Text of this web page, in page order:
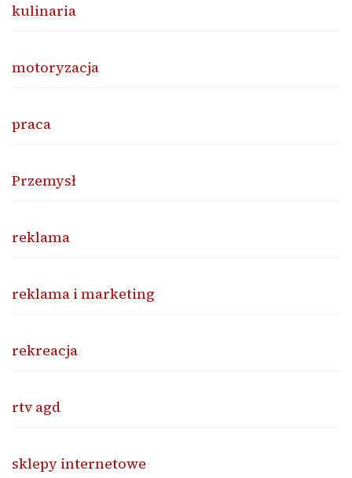
kulinaria
motoryzacja
praca
Przemysł
reklama
reklama i marketing
rekreacja
rtv agd
sklepy internetowe